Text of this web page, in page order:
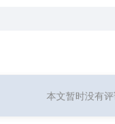
本文暂时没有